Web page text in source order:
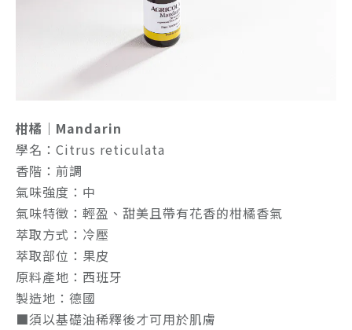
柑橘｜Mandarin
學名：Citrus reticulata
香階：前調
氣味強度：中
氣味特徵：輕盈、甜美且帶有花香的柑橘香氣
萃取方式：冷壓
萃取部位：果皮
原料產地：西班牙
製造地：德國
■須以基礎油稀釋後才可用於肌膚